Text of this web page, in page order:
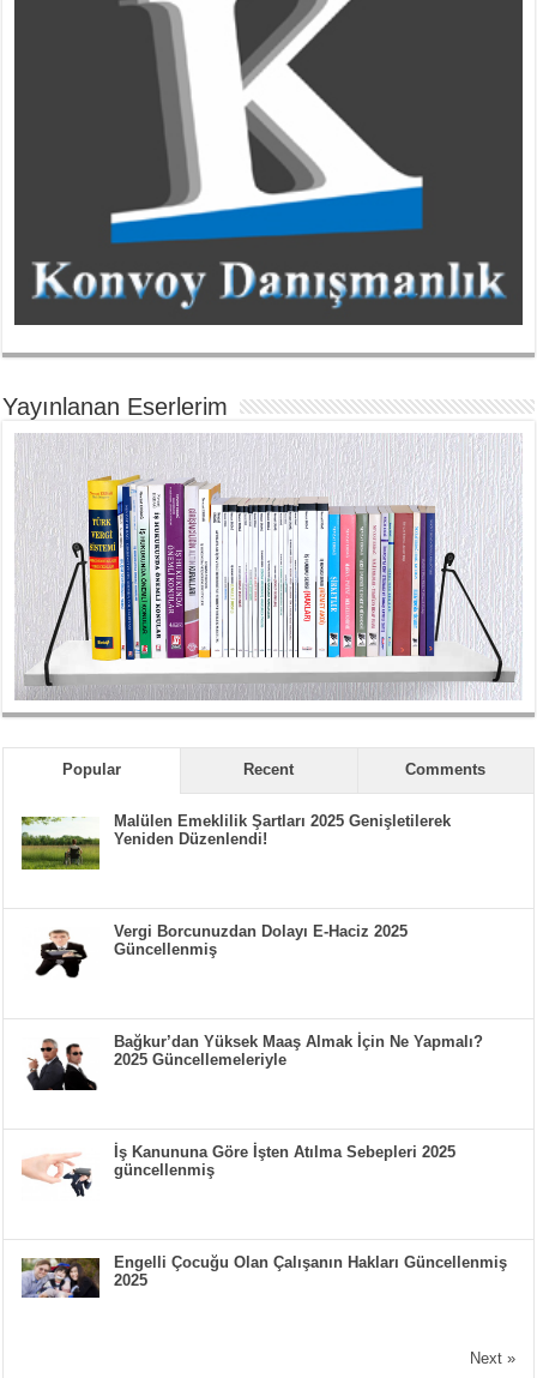
Yayınlanan Eserlerim
Popular Recent Comments
Malülen Emeklilik Şartları 2025 Genişletilerek
Yeniden Düzenlendi!
Vergi Borcunuzdan Dolayı E-Haciz 2025
Güncellenmiş
Bağkur’dan Yüksek Maaş Almak İçin Ne Yapmalı?
2025 Güncellemeleriyle
İş Kanununa Göre İşten Atılma Sebepleri 2025
güncellenmiş
Engelli Çocuğu Olan Çalışanın Hakları Güncellenmiş
2025
Next »